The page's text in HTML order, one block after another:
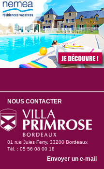
NOUS CONTACTER
81 rue Jules Ferry, 33200 Bordeaux
Tél. : 05 56 08 00 18
Envoyer un e-mail